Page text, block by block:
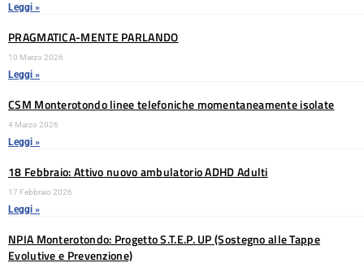
Leggi »
PRAGMATICA-MENTE PARLANDO
10 Marzo 2026
Leggi »
CSM Monterotondo linee telefoniche momentaneamente isolate
4 Marzo 2026
Leggi »
18 Febbraio: Attivo nuovo ambulatorio ADHD Adulti
17 Febbraio 2026
Leggi »
NPIA Monterotondo: Progetto S.T.E.P. UP (Sostegno alle Tappe
Evolutive e Prevenzione)